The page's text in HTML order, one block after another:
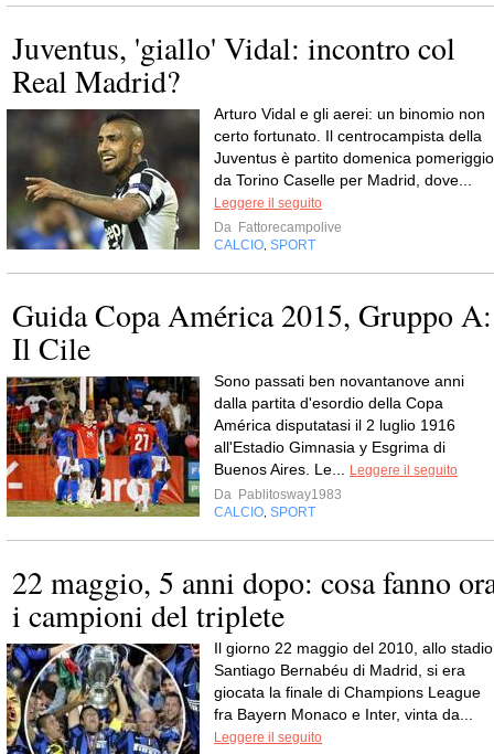
Juventus, 'giallo' Vidal: incontro col
Real Madrid?
Arturo Vidal e gli aerei: un binomio non
certo fortunato. Il centrocampista della
Juventus è partito domenica pomeriggio
da Torino Caselle per Madrid, dove...
Leggere il seguito
Da Fattorecampolive
CALCIO SPORT
Guida Copa América 2015, Gruppo A:
Il Cile
Sono passati ben novantanove anni
dalla partita d'esordio della Copa
América disputatasi il 2 luglio 1916
all'Estadio Gimnasia y Esgrima di
Buenos Aires. Le...
Leggere il seguito
Da Pablitosway1983
CALCIO SPORT
22 maggio, 5 anni dopo: cosa fanno
i campioni del triplete
Il giorno 22 maggio del 2010, allo stadio
Santiago Bernabéu di Madrid, si era
giocata la finale di Champions League
fra Bayern Monaco e Inter, vinta da...
Leggere il seguito